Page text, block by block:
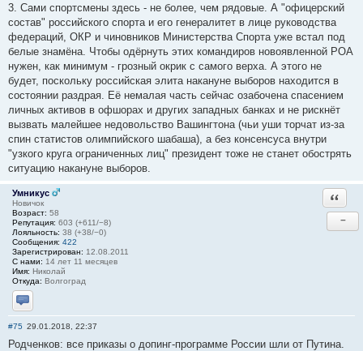
3. Сами спортсмены здесь - не более, чем рядовые. А "офицерский
состав" российского спорта и его генералитет в лице руководства
федераций, ОКР и чиновников Министерства Спорта уже встал под
белые знамёна. Чтобы одёрнуть этих командиров новоявленной РОА
нужен, как минимум - грозный окрик с самого верха. А этого не
будет, поскольку российская элита накануне выборов находится в
состоянии раздрая. Её немалая часть сейчас озабочена спасением
личных активов в офшорах и других западных банках и не рискнёт
вызвать малейшее недовольство Вашингтона (чьи уши торчат из-за
спин статистов олимпийского шабаша), а без консенсуса внутри
"узкого круга ограниченных лиц" президент тоже не станет обострять
ситуацию накануне выборов.
Умникус
Новичок
Возраст: 58
Репутация: 603 (+611/−8)
Лояльность: 38 (+38/−0)
Сообщения: 422
Зарегистрирован: 12.08.2011
С нами: 14 лет 11 месяцев
Имя: Николай
Откуда: Волгоград
Отправить личное сообщение
−
#75 29.01.2018, 22:37
Родченков: все приказы о допинг-программе России шли от Путина.